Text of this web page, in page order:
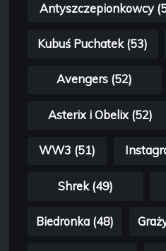
Antyszczepionkowcy
Kubuś Puchatek (53)
Avengers (52)
Asterix i Obelix (52)
WW3 (51)
Shrek (49)
Biedronka (48)